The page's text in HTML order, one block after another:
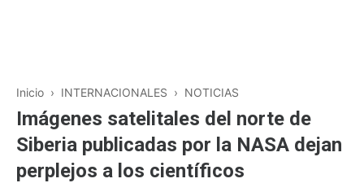
Inicio › INTERNACIONALES › NOTICIAS
Imágenes satelitales del norte de
Siberia publicadas por la NASA dejan
perplejos a los científicos